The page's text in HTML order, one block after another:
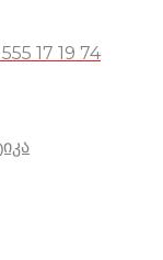
17 19 74